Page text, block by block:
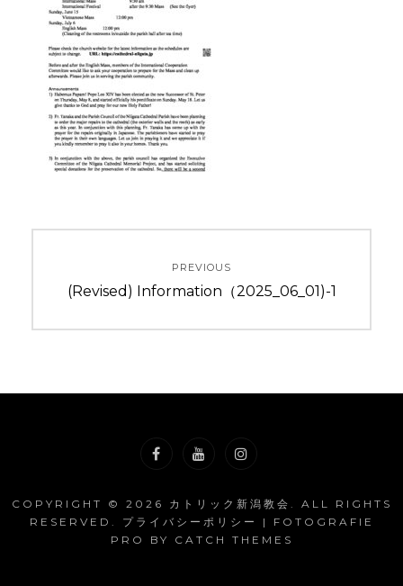
ナ
ゲ
ョ
PREVIOUS
Previous
(Revised) Information（2025_06_01)-1
COPYRIGHT © 2026 カトリック新潟教会 . ALL RIGHTS
RESERVED. プライバシーポリシー
| FOTOGRAFIE
PRO BY CATCH THEMES